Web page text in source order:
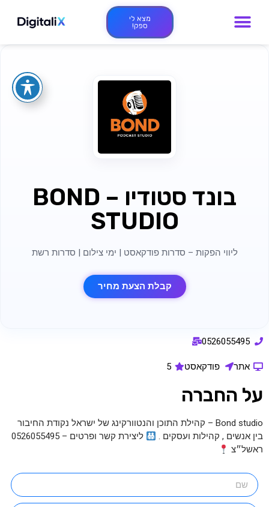
מצא לי
ספק!
בונד סטודיו – BOND
STUDIO
ליווי הפקות – סדרות פודקאסט | ימי צילום | סדרות רשת
קבלת הצעת מחיר
0526055495
אתר פודקאסט 5
על החברה
Bond studio – קהילת התוכן והנטוורקינג של ישראל נקודת החיבור
בין אנשים , קהילות ועסקים .
ליצירת קשר ופרטים – 0526055495
ראשל״צ